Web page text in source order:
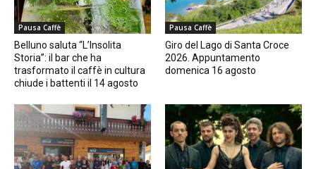
Pausa Caffè
Belluno saluta “L’Insolita
Storia”: il bar che ha
trasformato il caffè in cultura
chiude i battenti il 14 agosto
Pausa Caffè
Giro del Lago di Santa Croce
2026. Appuntamento
domenica 16 agosto